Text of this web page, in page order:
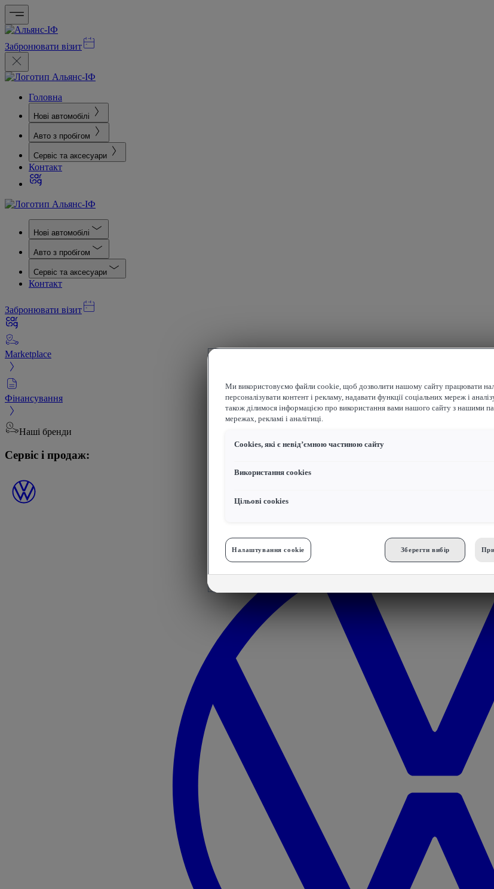
Забронювати візит
Головна
Нові автомобілі
Авто з пробігом
Сервіс та аксесуари
Контакт
Нові автомобілі
Авто з пробігом
Сервіс та аксесуари
Контакт
Забронювати візит
Marketplace
Фінансування
Наші бренди
Сервіс і продаж:
Ми використовуємо файли cookie, щоб дозволити нашому сайту працювати
персоналізувати контент і рекламу, надавати функції соціальних мереж і
також ділимося інформацією про використання вами нашого сайту з нашими
мережах, рекламі і аналітиці.
Сookies, які є невід’ємною частиною сайту
Використання cookies
Цільові сookies
Налаштування cookie Зберегти вибір